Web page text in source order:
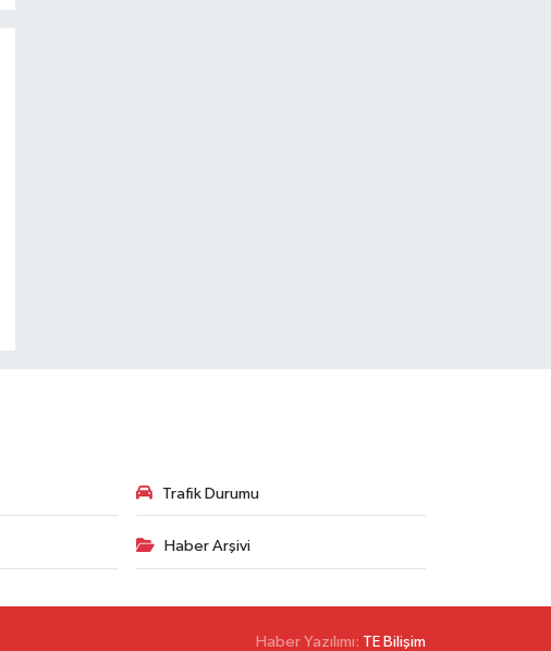
Trafik Durumu
Haber Arşivi
Haber Yazılımı: TE Bilişim